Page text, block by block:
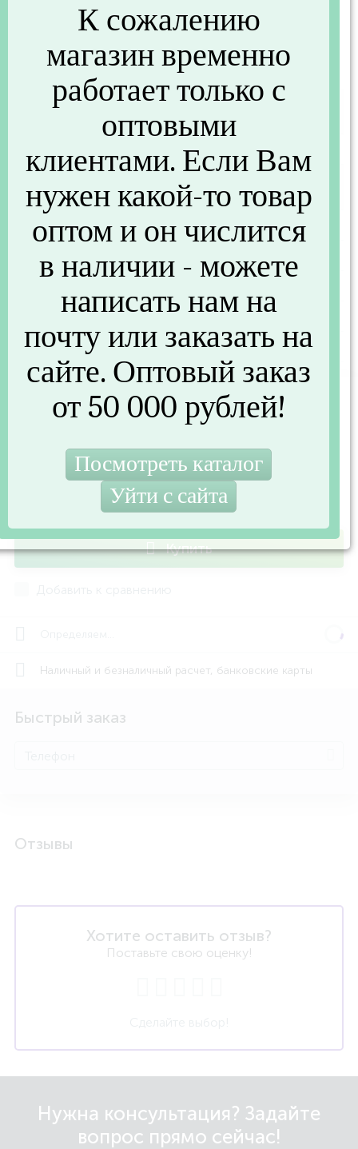
Характеристики
Основные
409B000
Другие параметры
Штрихкод
3426470268615
Вложенность (шт)
6
Распродажа
Распродажа
725 руб. /шт
885 руб.
В наличии
- + шт
Купить
Наличный и безналичный расчет, банковские карты
Быстрый заказ
Отзывы
Хотите оставить отзыв?
Поставьте свою оценку!
Нужна консультация? Задайте
вопрос прямо сейчас!
К сожалению
магазин временно
работает только с
оптовыми
клиентами. Если Вам
нужен какой-то товар
оптом и он числится
в наличии - можете
написать нам на
почту или заказать на
сайте. Оптовый заказ
от 50 000 рублей!